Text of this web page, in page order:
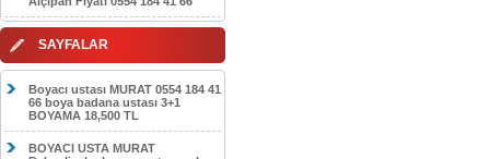
SAYFALAR
Boyacı ustası MURAT 0554 184 41
66 boya badana ustası 3+1
BOYAMA 18,500 TL
BOYACI USTA MURAT